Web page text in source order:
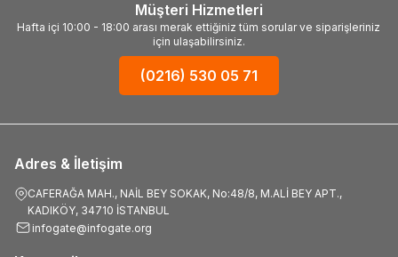
Müşteri Hizmetleri
Hafta içi 10:00 - 18:00 arası merak ettiğiniz tüm sorular ve siparişleriniz
için ulaşabilirsiniz.
(0216) 530 05 71
Adres & İletişim
CAFERAĞA MAH., NAİL BEY SOKAK, No:48/8, M.ALİ BEY APT.,
KADIKÖY, 34710 İSTANBUL
infogate@infogate.org